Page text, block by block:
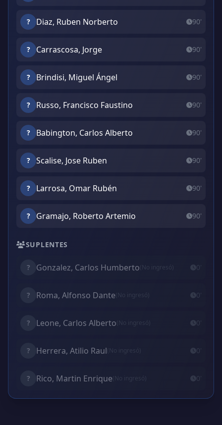
? Diaz, Ruben Norberto 90'
? Carrascosa, Jorge 90'
? Brindisi, Miguel Ángel 90'
? Russo, Francisco Faustino 90'
? Babington, Carlos Alberto 90'
? Scalise, Jose Ruben 90'
? Larrosa, Omar Rubén 90'
? Gramajo, Roberto Artemio 90'
SUPLENTES
? Gonzalez, Carlos Humberto(No ingresó) 0'
? Roma, Alfonso Dante(No ingresó) 0'
? Leone, Carlos Alberto(No ingresó) 0'
? Herrera, Atilio Raul(No ingresó) 0'
? Rico, Martin Enrique(No ingresó) 0'